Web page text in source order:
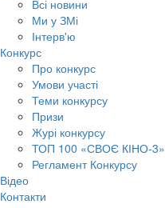
Всі новини
Ми у ЗМі
Інтерв'ю
Конкурс
Про конкурс
Умови участі
Теми конкурсу
Призи
Журі конкурсу
ТОП 100 «СВОЄ КІНО-3»
Регламент Конкурсу
Відео
Контакти